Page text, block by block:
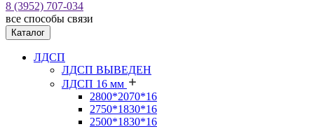
8 (3952) 707-034
все способы связи
Каталог
ЛДСП
ЛДСП ВЫВЕДЕН
ЛДСП 16 мм
2800*2070*16
2750*1830*16
2500*1830*16